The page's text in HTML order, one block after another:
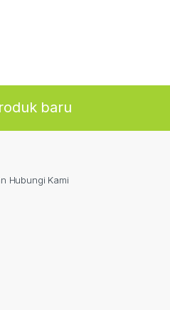
baru
Hubungi Kami